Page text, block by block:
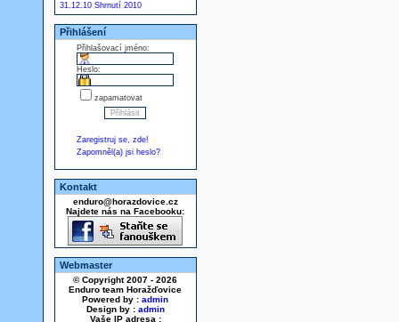
31.12.10 Shrnutí 2010
Přihlášení
Přihlašovací jméno:
Heslo:
zapamatovat
Zaregistruj se, zde!
Zapomněl(a) jsi heslo?
Kontakt
enduro@horazdovice.cz
Najdete nás na Facebooku:
Webmaster
© Copyright 2007 - 2026
Enduro team Horažďovice
Powered by : admin
Design by : admin
Vaše IP adresa :